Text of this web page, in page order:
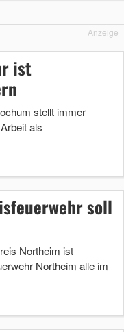
Anzeige
ist
stellt immer
als
soll
Northeim ist
Northeim alle im